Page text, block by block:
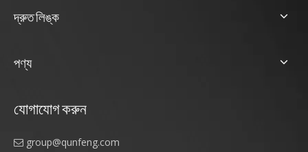
দ্রুত লিঙ্ক
পণ্য
যোগাযোগ করুন
 group@qunfeng.com